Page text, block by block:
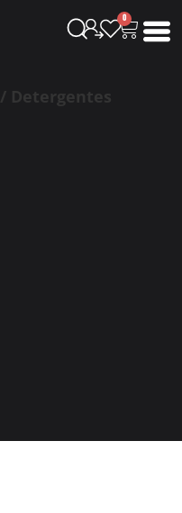
0
/ Detergentes